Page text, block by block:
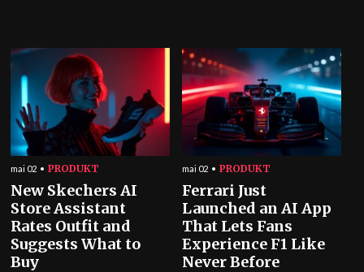
mai 02 PRODUKT
New Skechers AI
Store Assistant
Rates Outfit and
Suggests What to
Buy
mai 02 PRODUKT
Ferrari Just
Launched an AI App
That Lets Fans
Experience F1 Like
Never Before